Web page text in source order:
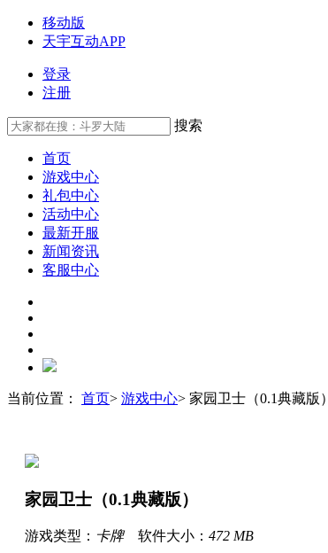
移动版
天宇互动APP
登录
注册
搜索
首页
游戏中心
礼包中心
活动中心
最新开服
新闻资讯
客服中心
当前位置： 首页> 游戏中心> 家园卫士（0.1典藏版）
家园卫士（0.1典藏版）
游戏类型： 卡牌 软件大小： 472 MB